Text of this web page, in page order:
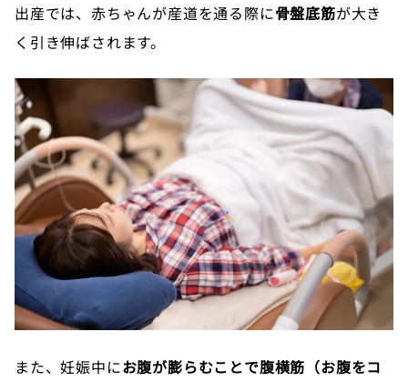
出産では、赤ちゃんが産道を通る際に骨盤底筋が大き
く引き伸ばされます。
また、妊娠中にお腹が膨らむことで腹横筋（お腹をコ